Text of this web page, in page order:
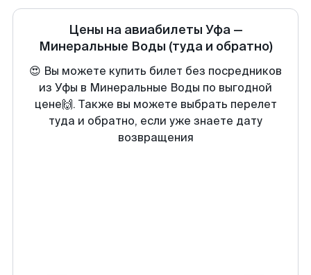
Цены на авиабилеты Уфа—
Минеральные Воды (туда и обратно)
😍 Вы можете купить билет без посредников
из Уфы в Минеральные Воды по выгодной
цене🙌. Также вы можете выбрать перелет
туда и обратно, если уже знаете дату
возвращения